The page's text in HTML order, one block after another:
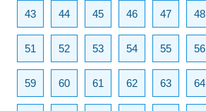
43 44 45 46 47 48
51 52 53 54 55 56
59 60 61 62 63 64